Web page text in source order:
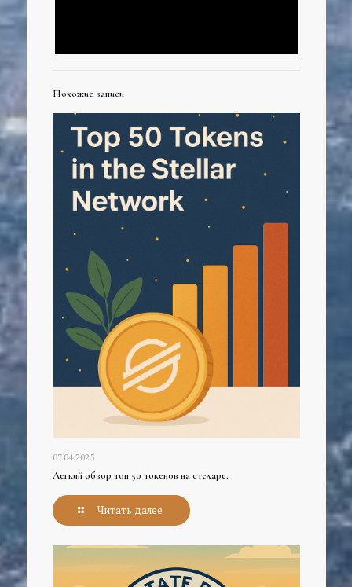
Похожие записи
07.04.2025
Легкий обзор топ 50 токенов на стеларе.
Читать далее